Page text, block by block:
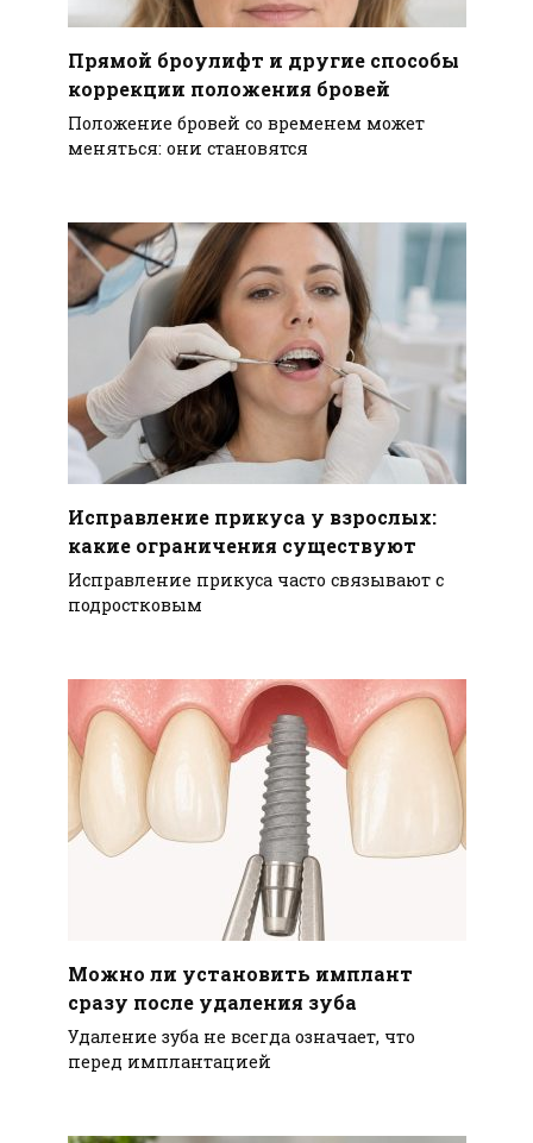
Прямой броулифт и другие способы
коррекции положения бровей
Положение бровей со временем может
меняться: они становятся
Исправление прикуса у взрослых:
какие ограничения существуют
Исправление прикуса часто связывают с
подростковым
Можно ли установить имплант
сразу после удаления зуба
Удаление зуба не всегда означает, что
перед имплантацией